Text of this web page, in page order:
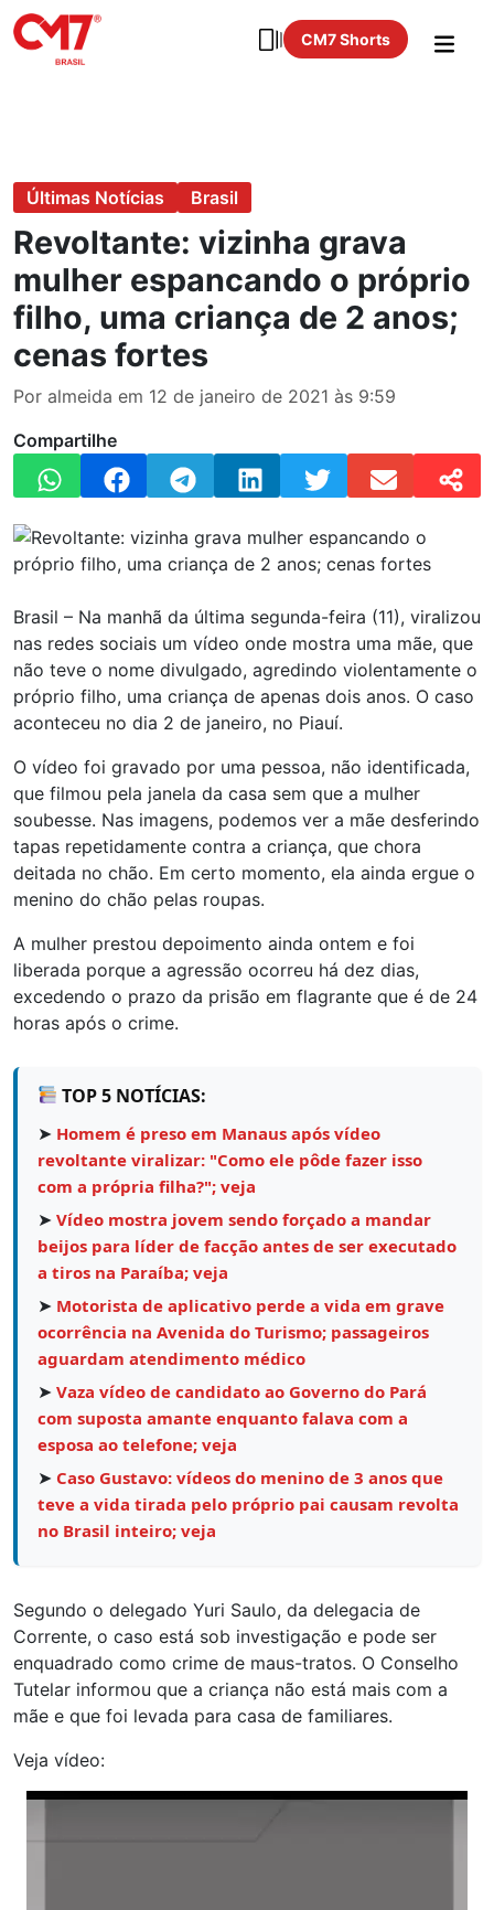
CM7 Shorts
Últimas Notícias Brasil
Revoltante: vizinha grava
mulher espancando o próprio
filho, uma criança de 2 anos;
cenas fortes
Por almeida em 12 de janeiro de 2021 às 9:59
Compartilhe
Brasil – Na manhã da última segunda-feira (11), viralizou
nas redes sociais um vídeo onde mostra uma mãe, que
não teve o nome divulgado, agredindo violentamente o
próprio filho, uma criança de apenas dois anos. O caso
aconteceu no dia 2 de janeiro, no Piauí.
O vídeo foi gravado por uma pessoa, não identificada,
que filmou pela janela da casa sem que a mulher
soubesse. Nas imagens, podemos ver a mãe desferindo
tapas repetidamente contra a criança, que chora
deitada no chão. Em certo momento, ela ainda ergue o
menino do chão pelas roupas.
A mulher prestou depoimento ainda ontem e foi
liberada porque a agressão ocorreu há dez dias,
excedendo o prazo da prisão em flagrante que é de 24
horas após o crime.
TOP 5 NOTÍCIAS:
➤ Homem é preso em Manaus após vídeo
revoltante viralizar: "Como ele pôde fazer isso
com a própria filha?"; veja
➤ Vídeo mostra jovem sendo forçado a mandar
beijos para líder de facção antes de ser executado
a tiros na Paraíba; veja
➤ Motorista de aplicativo perde a vida em grave
ocorrência na Avenida do Turismo; passageiros
aguardam atendimento médico
➤ Vaza vídeo de candidato ao Governo do Pará
com suposta amante enquanto falava com a
esposa ao telefone; veja
➤ Caso Gustavo: vídeos do menino de 3 anos que
teve a vida tirada pelo próprio pai causam revolta
no Brasil inteiro; veja
Segundo o delegado Yuri Saulo, da delegacia de
Corrente, o caso está sob investigação e pode ser
enquadrado como crime de maus-tratos. O Conselho
Tutelar informou que a criança não está mais com a
mãe e que foi levada para casa de familiares.
Veja vídeo:
Tocador